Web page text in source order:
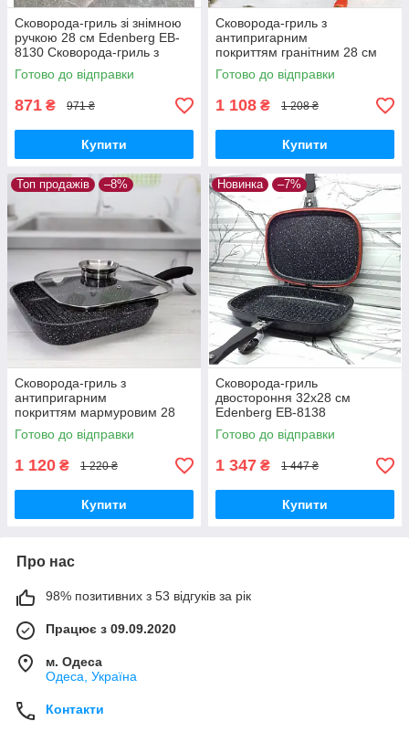
Сковорода-гриль зі знімною
ручкою 28 см Edenberg EB-
8130 Сковорода-гриль з
антипригарним покриттям
мармуровим
Готово до відправки
871 ₴ 971 ₴
Купити
Сковорода-гриль з
антипригарним
покриттям гранітним 28 см
Edenberg EB-3308 Сковорода
гриль з кришкою
Готово до відправки
1 108 ₴ 1 208 ₴
Купити
Топ продажів –8%
Сковорода-гриль з
антипригарним
покриттям мармуровим 28
см Edenberg EB-3310
Сковорода гриль із кришкою
Готово до відправки
1 120 ₴ 1 220 ₴
Купити
Новинка –7%
Сковорода-гриль
двостороння 32х28 см
Edenberg EB-8138
Сковорода-гриль з
антипригарним покриттям
мармуровим
Готово до відправки
1 347 ₴ 1 447 ₴
Купити
Про нас
98% позитивних з 53 відгуків за рік
Працює з 09.09.2020
м. Одеса
Одеса, Україна
Контакти